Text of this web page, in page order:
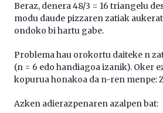
Beraz, denera 48/3 = 16 triangelu
modu daude pizzaren zatiak
ondoko bi hartu gabe.
Problema hau orokortu daiteke n
(n = 6 edo handiagoa izanik). Oker
kopurua honakoa da n-ren menpe: Z
Azken adierazpenaren azalpen bat: